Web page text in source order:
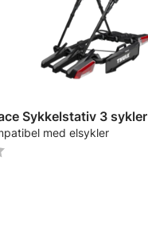
Sykkelstativ 3 sykler
med elsykler